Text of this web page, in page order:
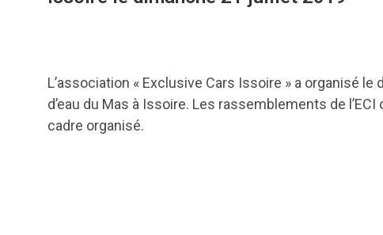
L’association « Exclusive Cars Issoire » a organisé
d’eau du Mas à Issoire. Les rassemblements de
cadre organisé.